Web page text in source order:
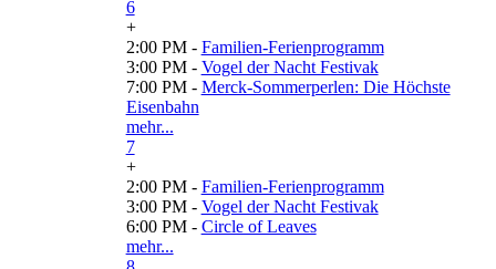
6
+
2:00 PM - Familien-Ferienprogramm
3:00 PM - Vogel der Nacht Festivak
7:00 PM - Merck-Sommerperlen: Die Höchste
Eisenbahn
mehr...
7
+
2:00 PM - Familien-Ferienprogramm
3:00 PM - Vogel der Nacht Festivak
6:00 PM - Circle of Leaves
mehr...